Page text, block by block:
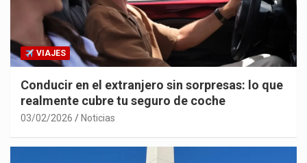
VIAJES
Conducir en el extranjero sin sorpresas: lo que
realmente cubre tu seguro de coche
03/02/2026 Noticias